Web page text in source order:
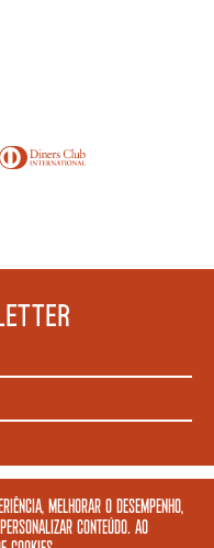
melhorar o desempenho,
conteúdo. Ao
0001-20. EDIFÍCIO COPAN AV
TODOS OS DIREITOS